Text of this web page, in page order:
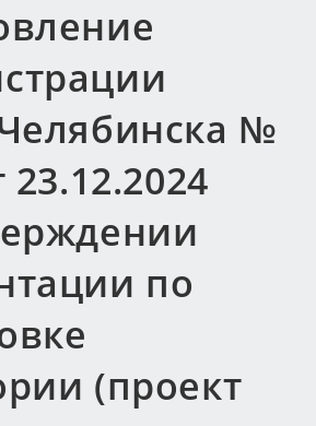
№
23.12.2024
по
(проект